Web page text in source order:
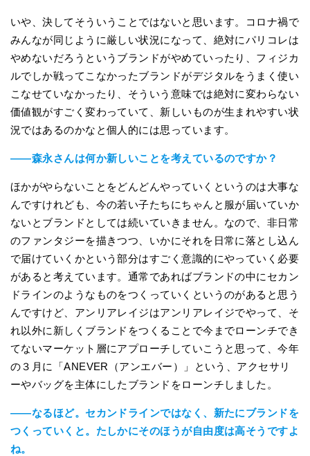
いや、決してそういうことではないと思います。コロナ禍で
みんなが同じように厳しい状況になって、絶対にパリコレは
やめないだろうというブランドがやめていったり、フィジカ
ルでしか戦ってこなかったブランドがデジタルをうまく使い
こなせていなかったり、そういう意味では絶対に変わらない
価値観がすごく変わっていて、新しいものが生まれやすい状
況ではあるのかなと個人的には思っています。
――森永さんは何か新しいことを考えているのですか？
ほかがやらないことをどんどんやっていくというのは大事な
んですけれども、今の若い子たちにちゃんと服が届いていか
ないとブランドとしては続いていきません。なので、非日常
のファンタジーを描きつつ、いかにそれを日常に落とし込ん
で届けていくかという部分はすごく意識的にやっていく必要
があると考えています。通常であればブランドの中にセカン
ドラインのようなものをつくっていくというのがあると思う
んですけど、アンリアレイジはアンリアレイジでやって、そ
れ以外に新しくブランドをつくることで今までローンチでき
てないマーケット層にアプローチしていこうと思って、今年
の３月に「ANEVER（アンエバー）」という、アクセサリ
ーやバッグを主体にしたブランドをローンチしました。
――なるほど。セカンドラインではなく、新たにブランドを
つくっていくと。たしかにそのほうが自由度は高そうですよ
ね。